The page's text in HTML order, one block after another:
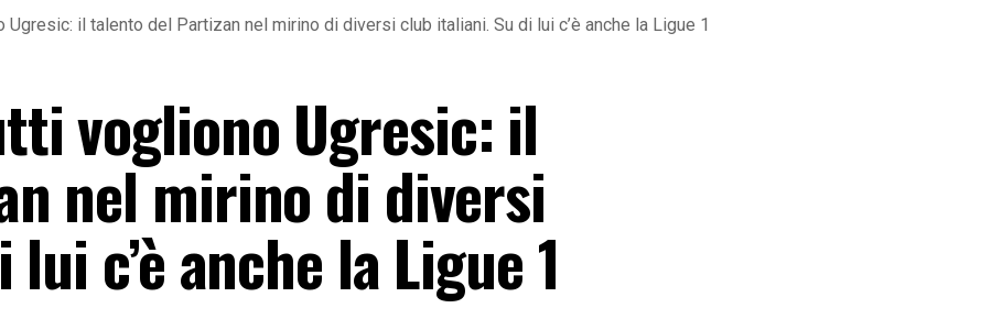
il talento del Partizan nel mirino di diversi club italiani. Su di lui c’è anche la Ligue 1
vogliono Ugresic: il
nel mirino di diversi
c’è anche la Ligue 1